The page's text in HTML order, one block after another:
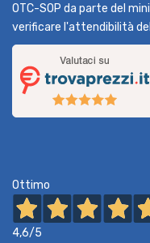
OTC-SOP da parte del
verificare l'attendibilità
Ottimo
4,6/5